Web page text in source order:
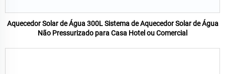
Aquecedor Solar de Água 300L Sistema de Aquecedor Solar de Água
Não Pressurizado para Casa Hotel ou Comercial